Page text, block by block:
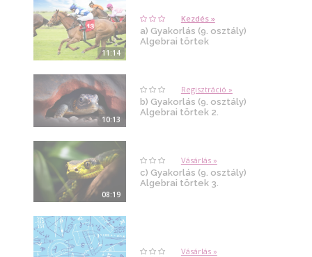
11:14
Kezdés »
a) Gyakorlás (9. osztály)
Algebrai törtek
10:13
Regisztráció »
b) Gyakorlás (9. osztály)
Algebrai törtek 2.
08:19
Vásárlás »
c) Gyakorlás (9. osztály)
Algebrai törtek 3.
Vásárlás »